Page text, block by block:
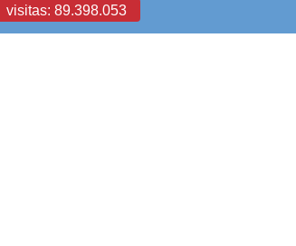
visitas: 89.398.053